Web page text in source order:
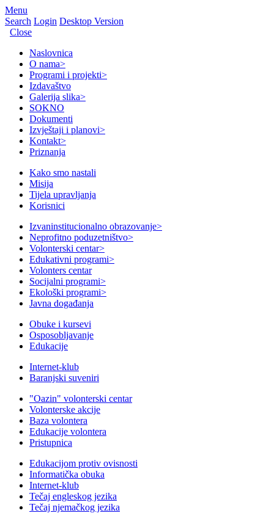
Menu
Search Login Desktop Version
Close
Naslovnica
O nama>
Programi i projekti>
Izdavaštvo
Galerija slika>
SOKNO
Dokumenti
Izvještaji i planovi>
Kontakt>
Priznanja
Kako smo nastali
Misija
Tijela upravljanja
Korisnici
Izvaninstitucionalno obrazovanje>
Neprofitno poduzetništvo>
Volonterski centar>
Edukativni programi>
Volonters centar
Socijalni programi>
Ekološki programi>
Javna događanja
Obuke i kursevi
Osposobljavanje
Edukacije
Internet-klub
Baranjski suveniri
"Oazin" volonterski centar
Volonterske akcije
Baza volontera
Edukacije volontera
Pristupnica
Edukacijom protiv ovisnosti
Informatička obuka
Internet-klub
Tečaj engleskog jezika
Tečaj njemačkog jezika